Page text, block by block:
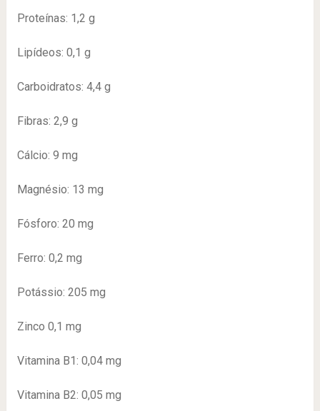
Proteínas: 1,2 g
Lipídeos: 0,1 g
Carboidratos: 4,4 g
Fibras: 2,9 g
Cálcio: 9 mg
Magnésio: 13 mg
Fósforo: 20 mg
Ferro: 0,2 mg
Potássio: 205 mg
Zinco 0,1 mg
Vitamina B1: 0,04 mg
Vitamina B2: 0,05 mg